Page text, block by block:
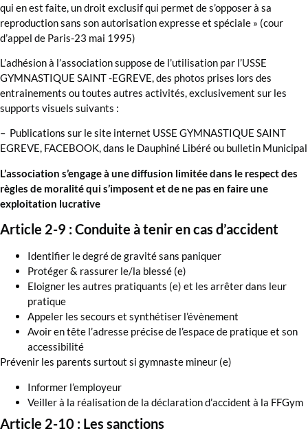
qui en est faite, un droit exclusif qui permet de s’opposer à sa
reproduction sans son autorisation expresse et spéciale » (cour
d’appel de Paris-23 mai 1995)
L’adhésion à l’association suppose de l’utilisation par l’USSE
GYMNASTIQUE SAINT -EGREVE, des photos prises lors des
entrainements ou toutes autres activités, exclusivement sur les
supports visuels suivants :
– Publications sur le site internet USSE GYMNASTIQUE SAINT
EGREVE, FACEBOOK, dans le Dauphiné Libéré ou bulletin Municipal
L’association s’engage à une diffusion limitée dans le respect des
règles de moralité qui s’imposent et de ne pas en faire une
exploitation lucrative
Article 2-9 : Conduite à tenir en cas d’accident
Identifier le degré de gravité sans paniquer
Protéger & rassurer le/la blessé (e)
Eloigner les autres pratiquants (e) et les arrêter dans leur
pratique
Appeler les secours et synthétiser l’évènement
Avoir en tête l’adresse précise de l’espace de pratique et son
accessibilité
Prévenir les parents surtout si gymnaste mineur (e)
Informer l’employeur
Veiller à la réalisation de la déclaration d’accident à la FFGym
Article 2-10 : Les sanctions